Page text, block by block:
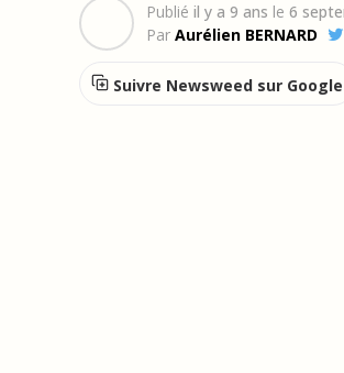
Publié il y a 9 ans le 6
Par Aurélien BERNARD
Suivre Newsweed sur Google